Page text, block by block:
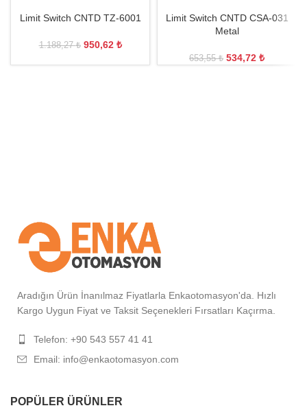
Limit Switch CNTD TZ-6001
1.188,27₺ 950,62 ₺
Limit Switch CNTD CSA-031
Metal
653,55₺ 534,72 ₺
Aradığın Ürün İnanılmaz Fiyatlarla Enkaotomasyon'da. Hızlı
Kargo Uygun Fiyat ve Taksit Seçenekleri Fırsatları Kaçırma.
Telefon: +90 543 557 41 41
Email: info@enkaotomasyon.com
POPÜLER ÜRÜNLER